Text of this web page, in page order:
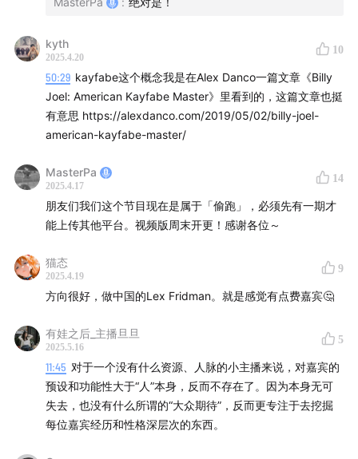
联系我们，请致信
FUNES_GEE
相关链接：
Lex Fridman 对谈 Rick Rubin
Lex Fridman 对谈 Ilya Sutskever
《理解媒介》
后期制作：Geelish
kyth
2025.4.20
10
50:29 kayfabe这个概念我是在Alex Danco一篇文章《Billy
Joel: American Kayfabe Master》里看到的，这篇文章也挺
有意思 https://alexdanco.com/2019/05/02/billy-joel-
american-kayfabe-master/
MasterPa
2025.4.17
14
朋友们我们这个节目现在是属于「偷跑」，必须先有一期才
能上传其他平台。视频版周末开更！感谢各位～
猫态
2025.4.19
9
方向很好，做中国的Lex Fridman。就是感觉有点费嘉宾🤔
有娃之后_主播旦旦
2025.5.16
5
11:45 对于一个没有什么资源、人脉的小主播来说，对嘉宾的
预设和功能性大于“人”本身，反而不存在了。因为本身无可
失去，也没有什么所谓的“大众期待”，反而更专注于去挖掘
每位嘉宾经历和性格深层次的东西。